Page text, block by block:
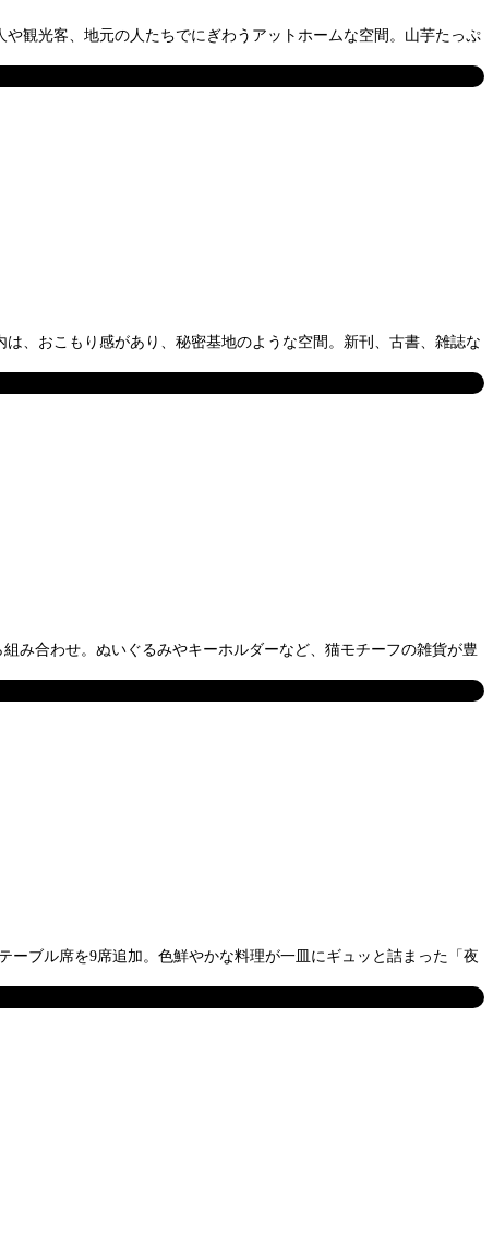
観光客、地元の人たちでにぎわうアットホームな空間。山芋たっぷ
、おこもり感があり、秘密基地のような空間。新刊、古書、雑誌な
み合わせ。ぬいぐるみやキーホルダーなど、猫モチーフの雑貨が豊
ーブル席を9席追加。色鮮やかな料理が一皿にギュッと詰まった「夜